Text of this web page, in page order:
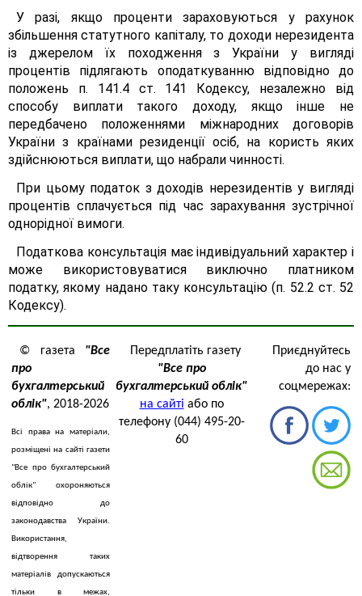
У разі, якщо проценти зараховуються у рахунок
збільшення статутного капіталу, то доходи нерезидента
із джерелом їх походження з України у вигляді
процентів підлягають оподаткуванню відповідно до
положень п. 141.4 ст. 141 Кодексу, незалежно від
способу виплати такого доходу, якщо інше не
передбачено положеннями міжнародних договорів
України з країнами резиденції осіб, на користь яких
здійснюються виплати, що набрали чинності.
При цьому податок з доходів нерезидентів у вигляді
процентів сплачується під час зарахування зустрічної
однорідної вимоги.
Податкова консультація має індивідуальний характер і
може використовуватися виключно платником
податку, якому надано таку консультацію (п. 52.2 ст. 52
Кодексу).
© газета "Все
про
бухгалтерський
облік", 2018-2026
Всі права на матеріали,
розміщені на сайті газети
"Все про бухгалтерський
облік" охороняються
відповідно до
законодавства України.
Використання,
відтворення таких
матеріалів допускаються
тільки в межах,
Передплатіть газету
"Все про
бухгалтерський облік"
на сайті або по
телефону (044) 495-20-
60
Приєднуйтесь
до нас у
соцмережах: